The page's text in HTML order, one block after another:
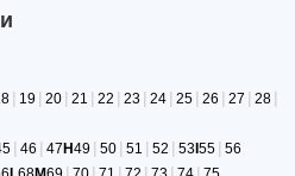
| 19 | 20 | 21 | 22 | 23 | 24 | 25 | 26 | 27 | 28 |
| 46 | 47H49 | 50 | 51 | 52 | 53I55 | 56